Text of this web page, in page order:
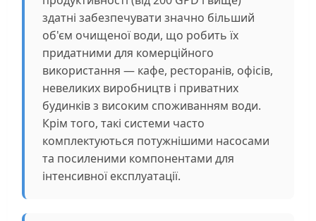
здатні забезпечувати значно більший
об'єм очищеної води, що робить їх
придатними для комерційного
використання — кафе, ресторанів, офісів,
невеликих виробництв і приватних
будинків з високим споживанням води.
Крім того, такі системи часто
комплектуються потужнішими насосами
та посиленими компонентами для
інтенсивної експлуатації.